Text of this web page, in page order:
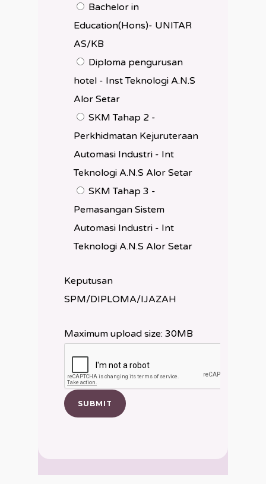
Bachelor in
Education(Hons)- UNITAR
AS/KB
Diploma pengurusan
hotel - Inst Teknologi A.N.S
Alor Setar
SKM Tahap 2 -
Perkhidmatan Kejuruteraan
Automasi Industri - Int
Teknologi A.N.S Alor Setar
SKM Tahap 3 -
Pemasangan Sistem
Automasi Industri - Int
Teknologi A.N.S Alor Setar
Keputusan
SPM/DIPLOMA/IJAZAH
Maximum upload size: 30MB